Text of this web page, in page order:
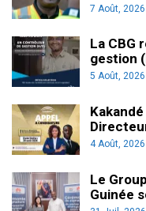
7 Août, 2026
La CBG
gestion
5 Août, 2026
4 Août, 2026
Le
Guinée